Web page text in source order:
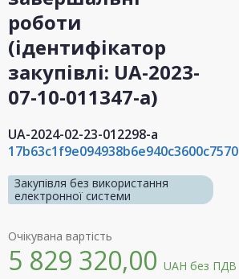
роботи
(ідентифікатор
закупівлі: UA-2023-
07-10-011347-a)
UA-2024-02-23-012298-a
17b63c1f9e094938b6e940c3600c7570
Закупівля без використання
електронної системи
Очікувана вартість
5 829 320,00 UAH без ПДВ